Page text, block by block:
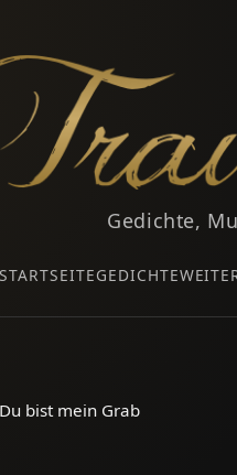
Gedichte,
STARTSEITEGEDICHTE
Du bist mein Grab